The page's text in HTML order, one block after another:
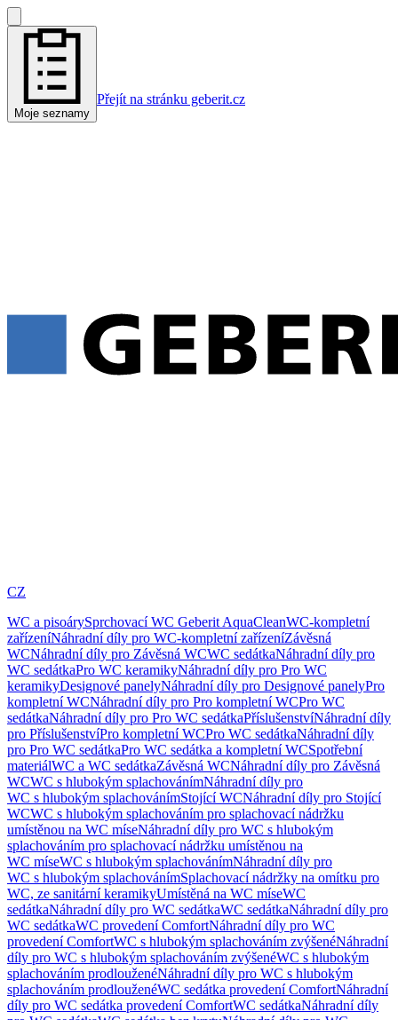
Moje seznamy
Přejít na stránku geberit.cz
CZ
WC a pisoárySprchovací WC Geberit AquaCleanWC-kompletní
zařízeníNáhradní díly pro WC-kompletní zařízeníZávěsná
WCNáhradní díly pro Závěsná WCWC sedátkaNáhradní díly pro
WC sedátkaPro WC keramikyNáhradní díly pro Pro WC
keramikyDesignové panelyNáhradní díly pro Designové panelyPro
kompletní WCNáhradní díly pro Pro kompletní WCPro WC
sedátkaNáhradní díly pro Pro WC sedátkaPříslušenstvíNáhradní díly
pro PříslušenstvíPro kompletní WCPro WC sedátkaNáhradní díly
pro Pro WC sedátkaPro WC sedátka a kompletní WCSpotřební
materiálWC a WC sedátkaZávěsná WCNáhradní díly pro Závěsná
WCWC s hlubokým splachovánímNáhradní díly pro
WC s hlubokým splachovánímStojící WCNáhradní díly pro Stojící
WCWC s hlubokým splachováním pro splachovací nádržku
umístěnou na WC míseNáhradní díly pro WC s hlubokým
splachováním pro splachovací nádržku umístěnou na
WC míseWC s hlubokým splachovánímNáhradní díly pro
WC s hlubokým splachovánímSplachovací nádržky na omítku pro
WC, ze sanitární keramikyUmístěná na WC míseWC
sedátkaNáhradní díly pro WC sedátkaWC sedátkaNáhradní díly pro
WC sedátkaWC provedení ComfortNáhradní díly pro WC
provedení ComfortWC s hlubokým splachováním zvýšenéNáhradní
díly pro WC s hlubokým splachováním zvýšenéWC s hlubokým
splachováním prodlouženéNáhradní díly pro WC s hlubokým
splachováním prodlouženéWC sedátka provedení ComfortNáhradní
díly pro WC sedátka provedení ComfortWC sedátkaNáhradní díly